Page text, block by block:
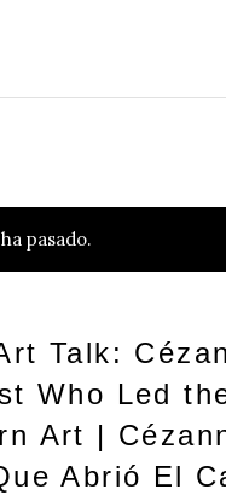
pasado.
Talk:
Who Led
Art |
Abrió El